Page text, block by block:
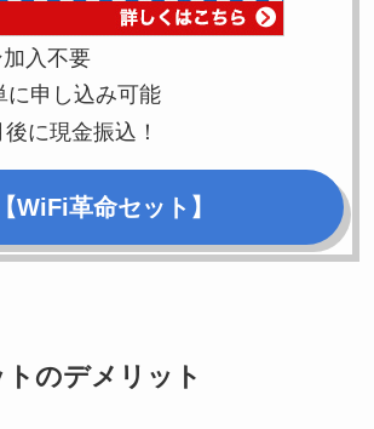
入不要
に申し込み可能
に現金振込！
【WiFi革命セット】
のデメリット